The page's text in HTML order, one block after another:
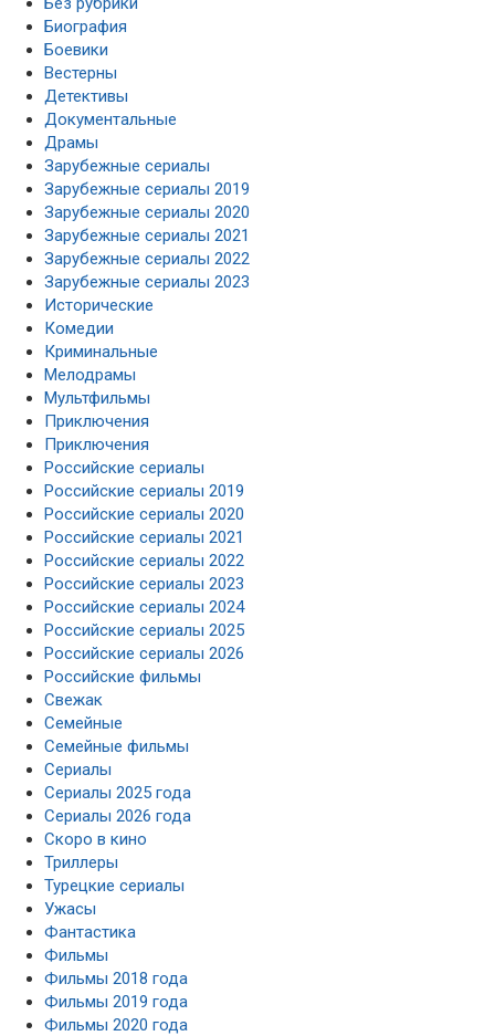
Биография
Боевики
Вестерны
Детективы
Документальные
Драмы
Зарубежные сериалы
Зарубежные сериалы 2019
Зарубежные сериалы 2020
Зарубежные сериалы 2021
Зарубежные сериалы 2022
Зарубежные сериалы 2023
Исторические
Комедии
Криминальные
Мелодрамы
Мультфильмы
Приключения
Приключения
Российские сериалы
Российские сериалы 2019
Российские сериалы 2020
Российские сериалы 2021
Российские сериалы 2022
Российские сериалы 2023
Российские сериалы 2024
Российские сериалы 2025
Российские сериалы 2026
Российские фильмы
Свежак
Семейные
Семейные фильмы
Сериалы
Сериалы 2025 года
Сериалы 2026 года
Скоро в кино
Триллеры
Турецкие сериалы
Ужасы
Фантастика
Фильмы
Фильмы 2018 года
Фильмы 2019 года
Фильмы 2020 года